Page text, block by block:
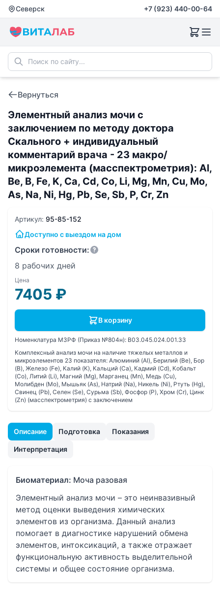
Северск +7 (923) 440-00-64
Вернуться
Элементный анализ мочи с
заключением по методу доктора
Скального + индивидуальный
комментарий врача - 23 макро/
микроэлемента (масспектрометрия): Al,
Be, B, Fe, K, Ca, Cd, Co, Li, Mg, Mn, Cu, Mo,
As, Na, Ni, Hg, Pb, Se, Sb, P, Cr, Zn
Описание Подготовка Показания
Интерпретация
Биоматериал: Моча разовая
Элементный анализ мочи – это неинвазивный
метод оценки выведения химических
элементов из организма. Данный анализ
помогает в диагностике нарушений обмена
элементов, интоксикаций, а также отражает
функциональную активность выделительной
системы и общее состояние организма.
Артикул: 95-85-152
Доступно с выездом на дом
Сроки готовности:
8 рабочих дней
Цена
7405 ₽
В корзину
Номенклатура МЗРФ (Приказ №804н): B03.045.024.001.33
Комплексный анализ мочи на наличие тяжелых металлов и
микроэлементов 23 показателя: Алюминий (Al), Берилий (Be), Бор
(B), Железо (Fe), Калий (K), Кальций (Ca), Кадмий (Cd), Кобальт
(Co), Литий (Li), Магний (Mg), Марганец (Mn), Медь (Cu),
Молибден (Mo), Мышьяк (As), Натрий (Na), Никель (Ni), Ртуть (Hg),
Свинец (Pb), Селен (Se), Сурьма (Sb), Фосфор (P), Хром (Cr), Цинк
(Zn) (масспектрометрия) с заключением